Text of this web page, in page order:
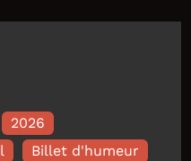
2026
Billet d'humeur